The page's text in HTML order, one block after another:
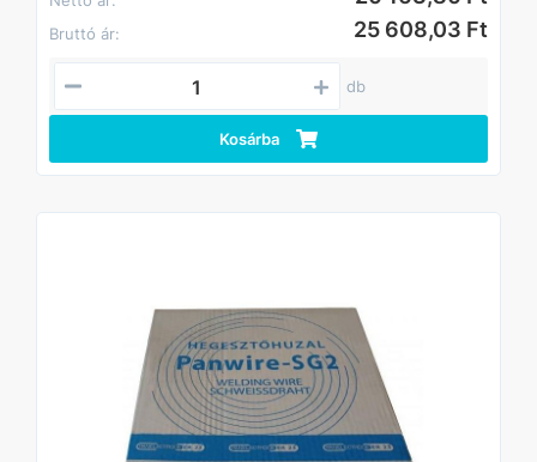
SFA/AWS A5.18 ER70S-6
EN ISO 14341-A G3Si1
Bruttó ár: 25 608,03 Ft
db
Kosárba